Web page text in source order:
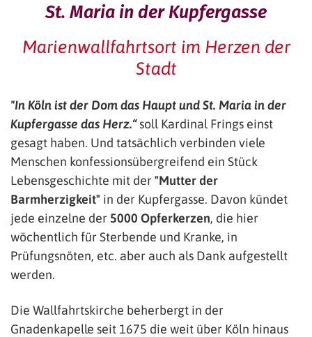
St. Maria in der Kupfergasse
Marienwallfahrtsort im Herzen der
Stadt
"In Köln ist der Dom das Haupt und St. Maria in der
Kupfergasse das Herz.“soll Kardinal Frings einst
gesagt haben. Und tatsächlich verbinden viele
Menschen konfessionsübergreifend ein Stück
Lebensgeschichte mit der "Mutter der
Barmherzigkeit" in der Kupfergasse. Davon kündet
jede einzelne der 5000 Opferkerzen, die hier
wöchentlich für Sterbende und Kranke, in
Prüfungsnöten, etc. aber auch als Dank aufgestellt
werden.
Die Wallfahrtskirche beherbergt in der
Gnadenkapelle seit 1675 die weit über Köln hinaus